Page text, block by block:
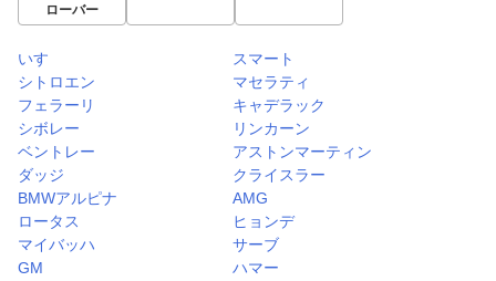
ローバー
いすゞ
スマート
シトロエン
マセラティ
フェラーリ
キャデラック
シボレー
リンカーン
ベントレー
アストンマーティン
ダッジ
クライスラー
BMWアルピナ
AMG
ロータス
ヒョンデ
マイバッハ
サーブ
GM
ハマー